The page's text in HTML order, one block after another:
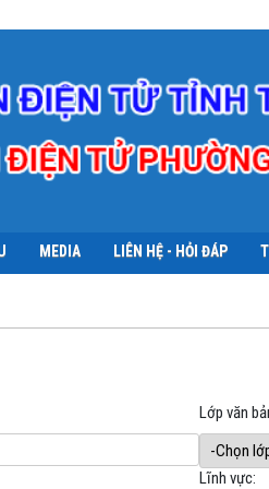
MEDIA LIÊN HỆ - HỎI ĐÁP
Lớp văn
Lĩnh vực: